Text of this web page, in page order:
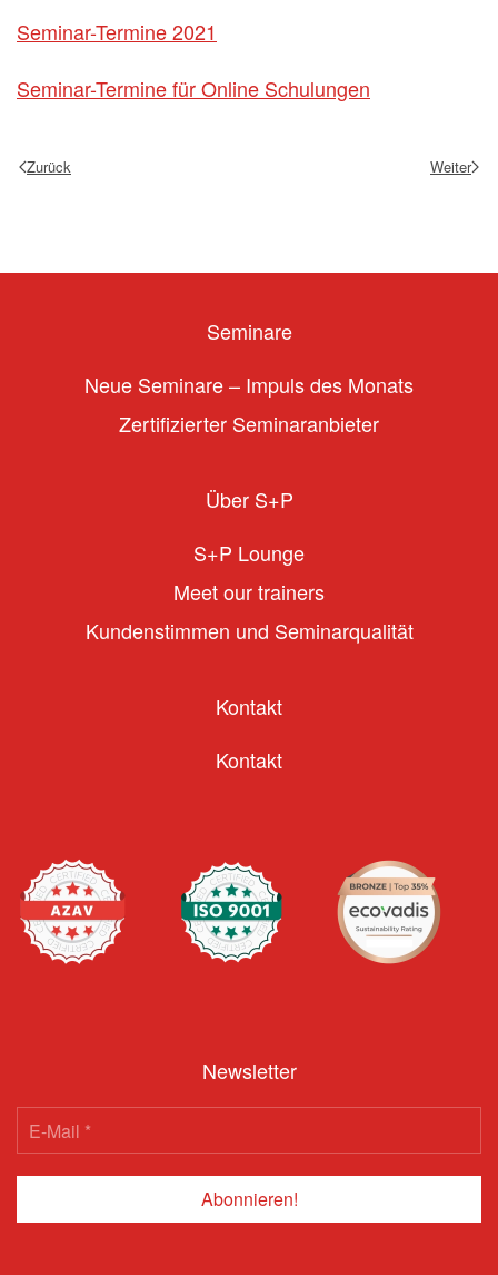
Seminar-Termine 2021
Seminar-Termine für Online Schulungen
Zurück Weiter
Seminare
Neue Seminare – Impuls des Monats
Zertifizierter Seminaranbieter
Über S+P
S+P Lounge
Meet our trainers
Kundenstimmen und Seminarqualität
Kontakt
Kontakt
Newsletter